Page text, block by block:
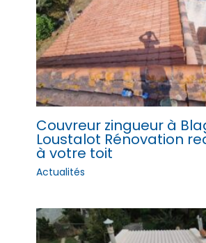
Couvreur zingueur à
Loustalot Rénovation
à votre toit
Actualités